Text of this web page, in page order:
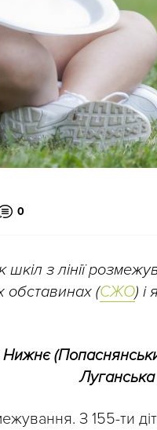
0
шкіл з лінії
обставинах (СЖО) і
З 155-ти